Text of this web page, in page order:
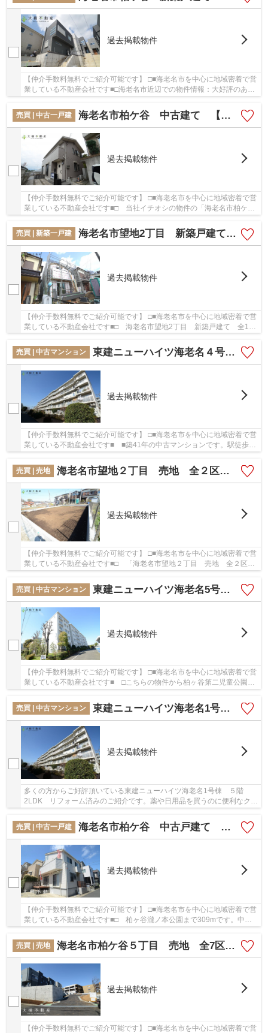
過去掲載物件
【仲介手数料無料でご紹介可能です】 □■海老名市を中心に地域密着で営
業している不動産会社です■□海老名市近辺での物件情報：大好評のあの
物件「海老名市柏ヶ谷 新築戸建て 全７棟 ...
売買 | 中古一戸建
海老名市柏ケ谷 中古建て 【仲介手数料無料】
過去掲載物件
【仲介手数料無料でご紹介可能です】 □■海老名市を中心に地域密着で営
業している不動産会社です■□ 当社イチオシの物件の「海老名市柏ケ
谷 中古建て 【仲介手数料無料】」。ぜひ一度...
売買 | 新築一戸建
海老名市望地2丁目 新築戸建て 全1棟 【仲介手数料無料】
過去掲載物件
【仲介手数料無料でご紹介可能です】 □■海老名市を中心に地域密着で営
業している不動産会社です■□ 海老名市望地2丁目 新築戸建て 全1
売買 | 中古マンション
東建ニューハイツ海老名４号棟 ５階３LDK リフォーム済み 【仲介手数料無料】
過去掲載物件
【仲介手数料無料でご紹介可能です】 □■海老名市を中心に地域密着で営
業している不動産会社です■ ■築41年の中古マンションです。駅徒歩8
売買 | 売地
海老名市望地２丁目 売地 全２区画 【仲介手数料無料】
過去掲載物件
【仲介手数料無料でご紹介可能です】 □■海老名市を中心に地域密着で営
業している不動産会社です■□ 「海老名市望地２丁目 売地 全２区
売買 | 中古マンション
東建ニューハイツ海老名5号棟 3階4LDK リフォーム済み 【仲介手数料無料】
過去掲載物件
【仲介手数料無料でご紹介可能です】 □■海老名市を中心に地域密着で営
業している不動産会社です■ □こちらの物件から柏ヶ谷第二児童公園ま
売買 | 中古マンション
東建ニューハイツ海老名1号棟 ５階2LDK リフォーム済み
過去掲載物件
多くの方からご好評頂いている東建ニューハイツ海老名1号棟 ５階
2LDK リフォーム済みのご紹介です。薬や日用品を買うのに便利なクリ
売買 | 中古一戸建
海老名市柏ケ谷 中古戸建て 【仲介手数料無料】
過去掲載物件
【仲介手数料無料でご紹介可能です】 □■海老名市を中心に地域密着で営
業している不動産会社です■□ 柏ヶ谷瀧ノ本公園まで309mです。中古
の戸建て物件は幅広い年齢層の方からニーズがあ...
売買 | 売地
海老名市柏ケ谷５丁目 売地 全7区画【仲介手数料無料】
過去掲載物件
【仲介手数料無料でご紹介可能です】 □■海老名市を中心に地域密着で営